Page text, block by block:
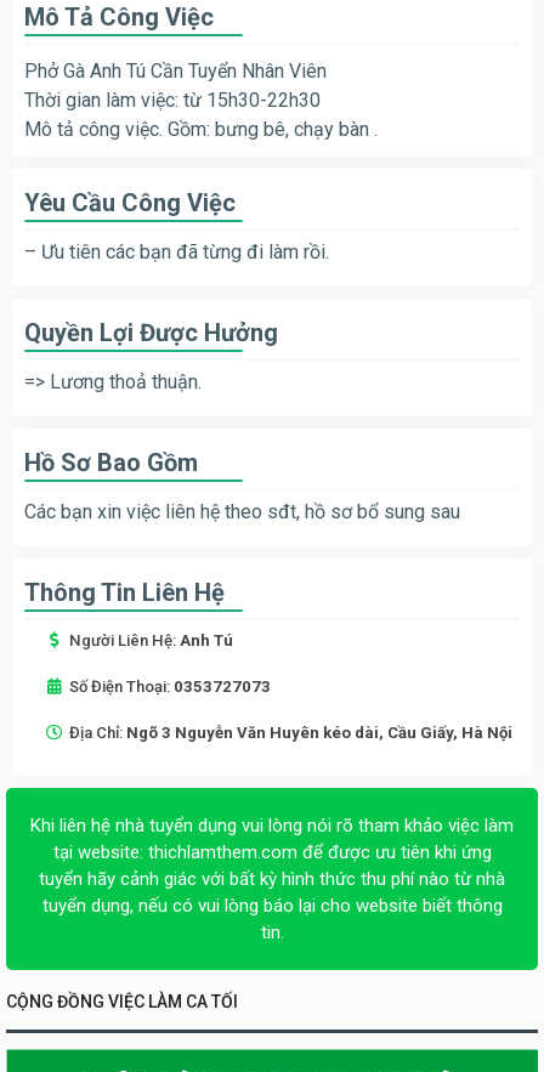
Mô Tả Công Việc
Phở Gà Anh Tú Cần Tuyển Nhân Viên
Thời gian làm việc: từ 15h30-22h30
Mô tả công việc. Gồm: bưng bê, chạy bàn .
Yêu Cầu Công Việc
– Ưu tiên các bạn đã từng đi làm rồi.
Quyền Lợi Được Hưởng
=> Lương thoả thuận.
Hồ Sơ Bao Gồm
Các bạn xin việc liên hệ theo sđt, hồ sơ bổ sung sau
Thông Tin Liên Hệ
Người Liên Hệ: Anh Tú
Số Điện Thoại: 0353727073
Địa Chỉ: Ngõ 3 Nguyễn Văn Huyên kéo dài, Cầu Giấy, Hà Nội
Khi liên hệ nhà tuyển dụng vui lòng nói rõ tham khảo việc làm
tại website: thichlamthem.com để được ưu tiên khi ứng
tuyển hãy cảnh giác với bất kỳ hình thức thu phí nào từ nhà
tuyển dụng, nếu có vui lòng báo lại cho website biết thông
tin.
CỘNG ĐỒNG VIỆC LÀM CA TỐI